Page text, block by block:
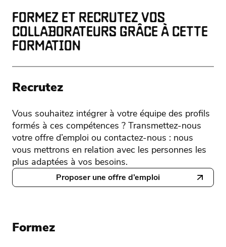
FORMEZ ET RECRUTEZ VOS
COLLABORATEURS GRÂCE À CETTE
FORMATION
Recrutez
Vous souhaitez intégrer à votre équipe des profils
formés à ces compétences ? Transmettez-nous
votre offre d’emploi ou contactez-nous : nous
vous mettrons en relation avec les personnes les
plus adaptées à vos besoins.
Proposer une offre d’emploi
Formez